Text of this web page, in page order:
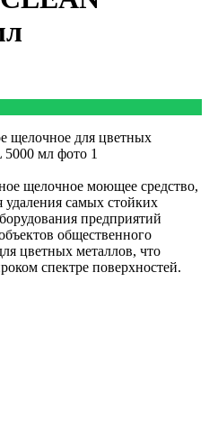
щелочное моющее средство,
удаления самых стойких
предприятий
общественного
цветных металлов, что
спектре поверхностей.